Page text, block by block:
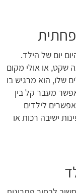
יום של הילד.
שקט, או אולי מקום
שלו, הוא מרגיש בו
מעבר קל בין
לילדים
ישיבה רכות או